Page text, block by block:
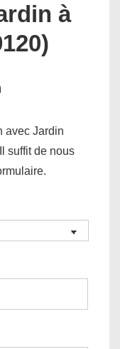
à
avec Jardin
suffit de nous